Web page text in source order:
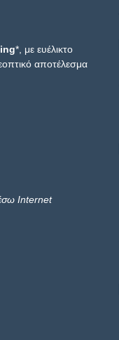
*, με ευέλικτο
αποτέλεσμα
Internet